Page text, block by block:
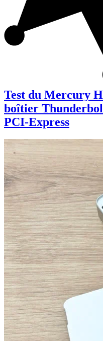
Test du Mercury
boîtier
PCI-Express